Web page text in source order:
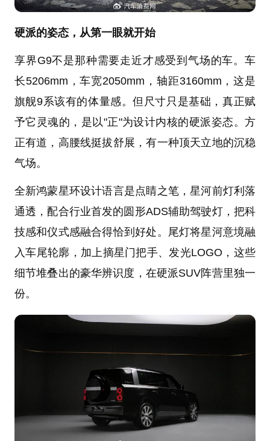
硬派的姿态，从第一眼就开始
享界G9不是那种需要走近才感受到气场的车。车
长5206mm，车宽2050mm，轴距3160mm，这是
旗舰9系该有的体量感。但尺寸只是基础，真正赋
予它灵魂的，是以"正"为设计内核的硬派姿态。方
正有道，高腰线挺拔舒展，有一种顶天立地的沉稳
气场。
全新鸿蒙星环设计语言是点睛之笔，星河前灯利落
通透，配合行业首发的圆形ADS辅助驾驶灯，把科
技感和仪式感融合得恰到好处。尾灯将星河意境融
入车尾轮廓，加上摘星门把手、发光LOGO，这些
细节堆叠出的豪华辨识度，在硬派SUV阵营里独一
份。